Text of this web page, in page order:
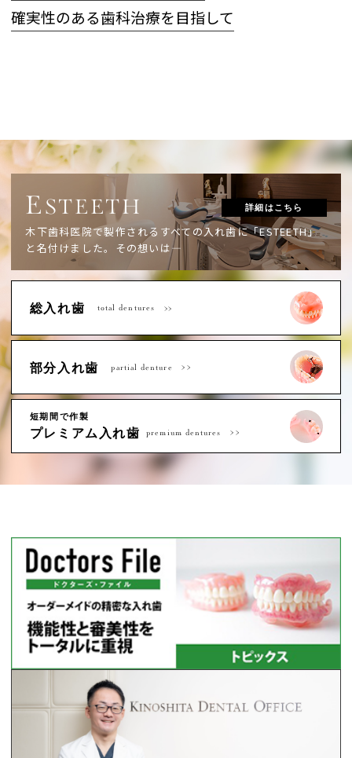
確実性のある歯科治療を目指して
E STEETH
木下歯科医院で製作されるすべての入れ歯に「ESTEETH」
と名付けました。 その想いは―
詳細はこちら
総入れ歯 total dentures
部分入れ歯 partial denture
短期間で作製
プレミアム入れ歯 premium dentures